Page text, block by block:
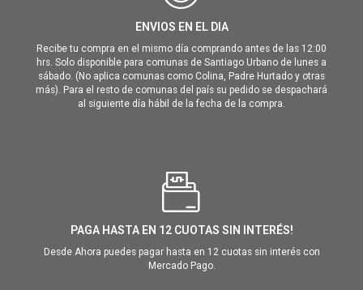
ENVIOS EN EL DIA
Recibe tu compra en el mismo día comprando antes de las 12:00
hrs. Solo disponible para comunas de Santiago Urbano de lunes a
sábado. (No aplica comunas como Colina, Padre Hurtado y otras
más). Para el resto de comunas del país su pedido se despachará
al siguiente día hábil de la fecha de la compra.
PAGA HASTA EN 12 CUOTAS SIN INTERÉS!
Desde Ahora puedes pagar hasta en 12 cuotas sin interés con
Mercado Pago.